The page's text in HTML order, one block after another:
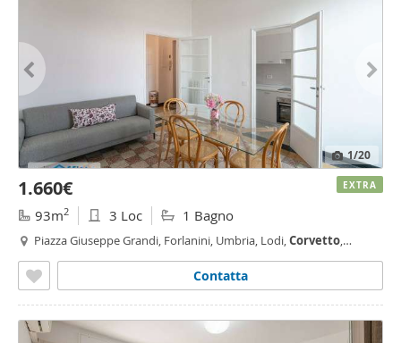
1/20
1.660€
93m2 3 Loc 1 Bagno
Piazza Giuseppe Grandi, Forlanini, Umbria, Lodi,Corvetto,
Contatta
EXTRA